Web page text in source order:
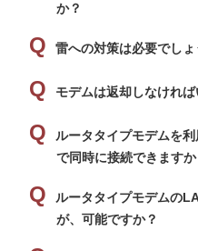
か？
雷への対策は必要でしょ
モデムは返却しなけれ
ルータタイプモデムを
で同時に接続できますか
ルータタイプモデムの
が、可能ですか？